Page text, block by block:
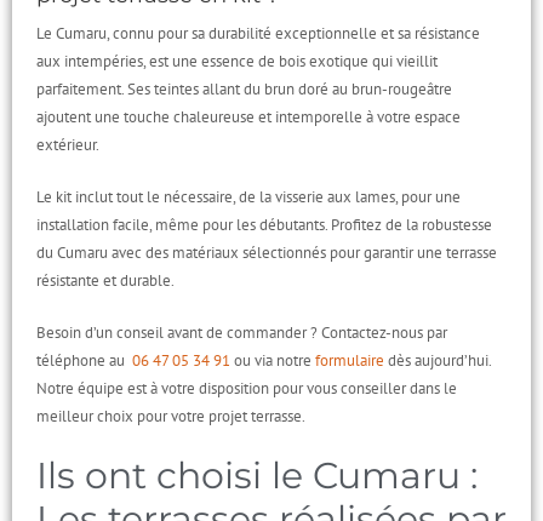
Le Cumaru, connu pour sa durabilité exceptionnelle et sa résistance
aux intempéries, est une essence de bois exotique qui vieillit
parfaitement. Ses teintes allant du brun doré au brun-rougeâtre
ajoutent une touche chaleureuse et intemporelle à votre espace
extérieur.
Le kit inclut tout le nécessaire, de la visserie aux lames, pour une
installation facile, même pour les débutants. Profitez de la robustesse
du Cumaru avec des matériaux sélectionnés pour garantir une terrasse
résistante et durable.
Besoin d’un conseil avant de commander ? Contactez-nous par
téléphone au 06 47 05 34 91 ou via notre formulaire dès aujourd’hui.
Notre équipe est à votre disposition pour vous conseiller dans le
meilleur choix pour votre projet terrasse.
Ils ont choisi le Cumaru :